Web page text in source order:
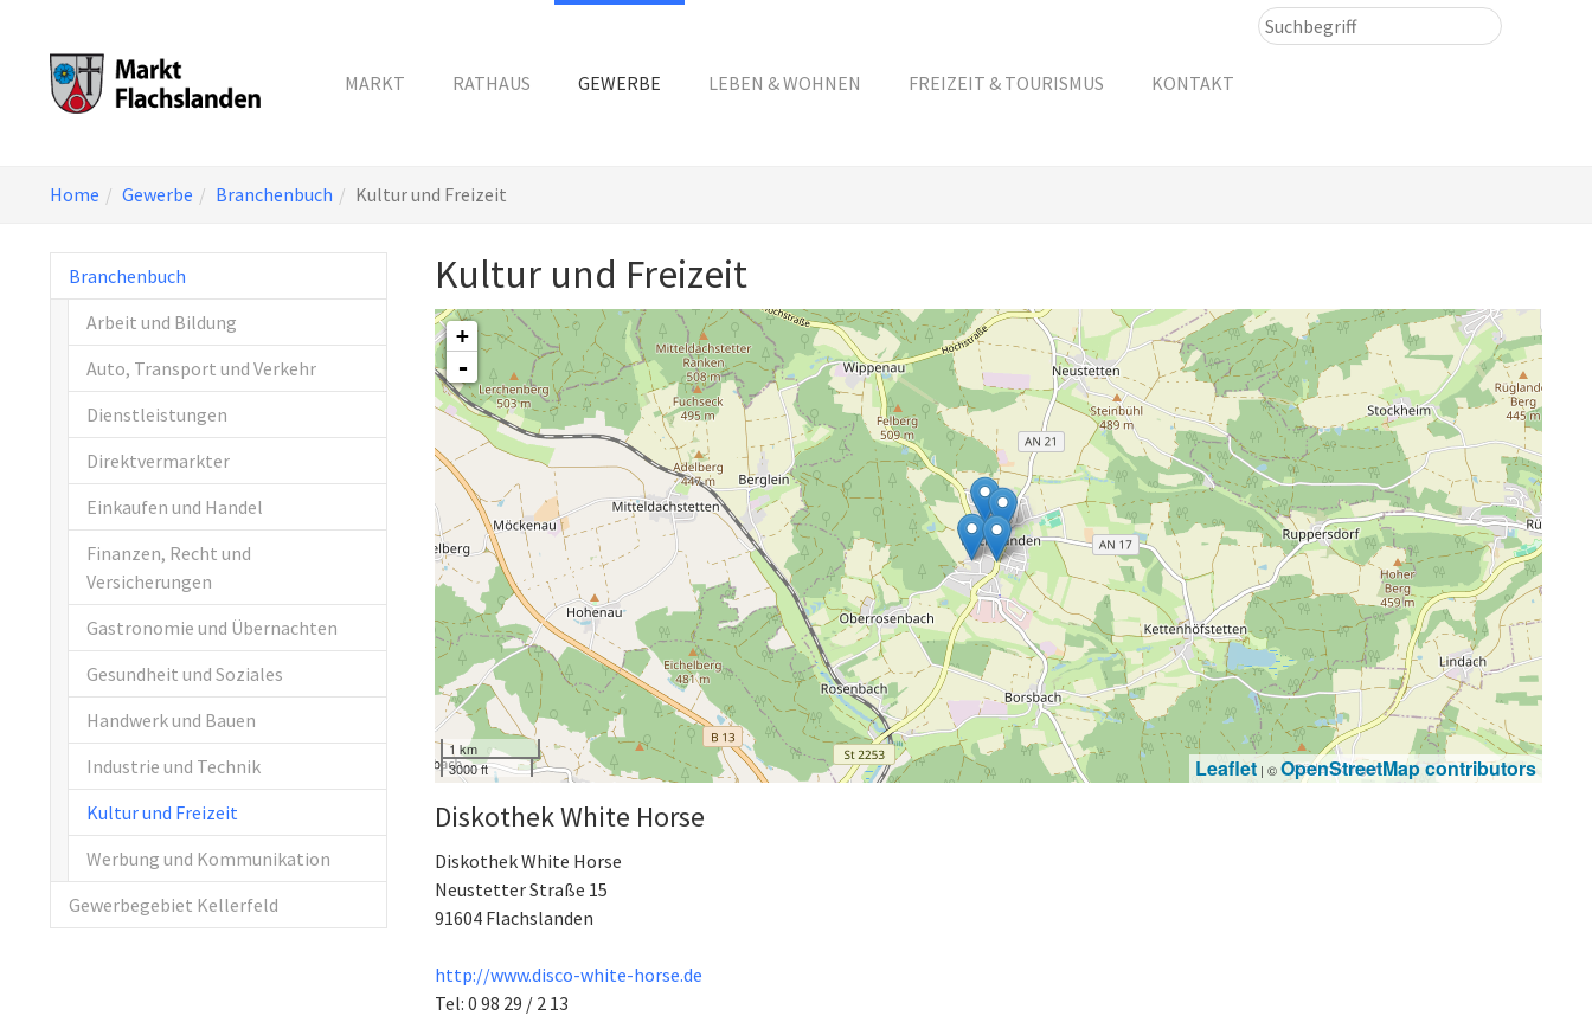
MARKT RATHAUS GEWERBE LEBEN & WOHNEN FREIZEIT & TOURISMUS KONTAKT
are
Home Gewerbe Branchenbuch Kultur und Freizeit
Branchenbuch
Arbeit und Bildung
Auto, Transport und Verkehr
Dienstleistungen
Direktvermarkter
Einkaufen und Handel
Finanzen, Recht und
Versicherungen
Gastronomie und Übernachten
Gesundheit und Soziales
Handwerk und Bauen
Industrie und Technik
Kultur und Freizeit
Werbung und Kommunikation
Gewerbegebiet Kellerfeld
Kultur und Freizeit
+
-
1 km
3000 ft
Leaflet | ©OpenStreetMap contributors
Diskothek White Horse
Diskothek White Horse
Neustetter Straße 15
91604 Flachslanden
http://www.disco-white-horse.de
Tel: 0 98 29 / 2 13